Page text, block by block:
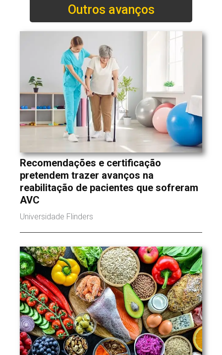
Outros avanços
Recomendações e certificação
pretendem trazer avanços na
reabilitação de pacientes que sofreram
AVC
Universidade Flinders